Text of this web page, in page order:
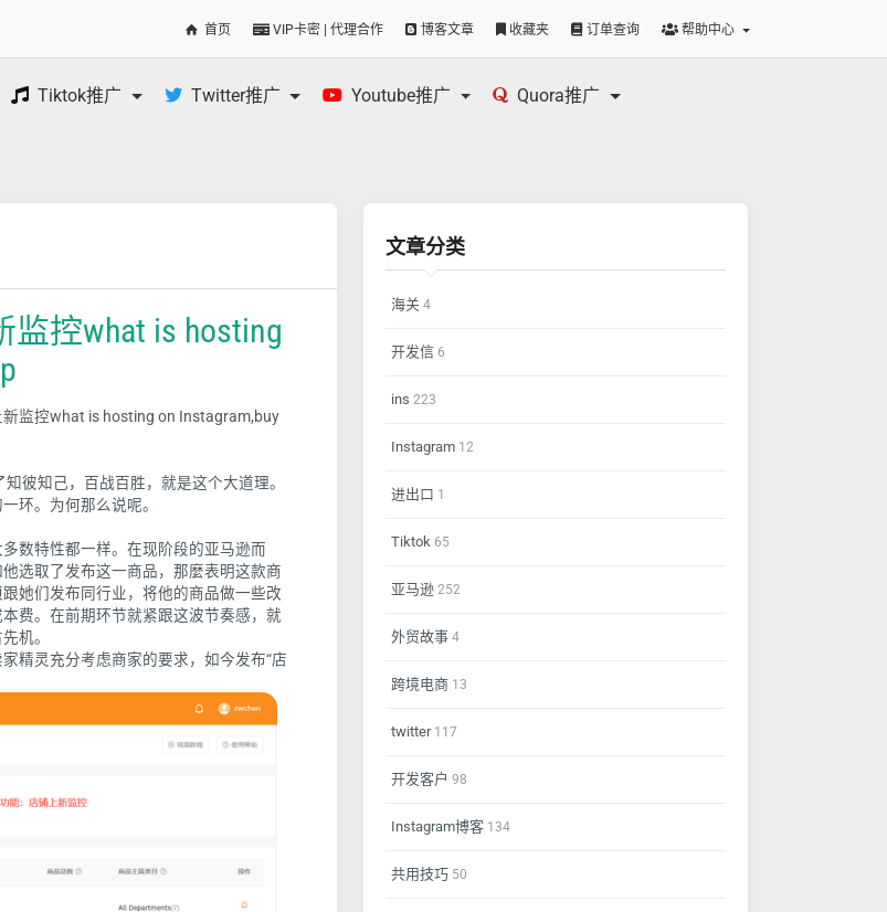
首页 VIP卡密 | 代理合作 博客文章 收藏夹 订单查询 帮助中心
Tiktok推广 Twitter推广 Youtube推广 Quora推广
控what is hosting
监控what is hosting on Instagram,buy
彼知己，百战百胜，就是这个大道理。
环。为何那么说呢。
数特性都一样。在现阶段的亚马逊而
选取了发布这一商品，那麼表明这款商
她们发布同行业，将他的商品做一些改
费。在前期环节就紧跟这波节奏感，就
机。
精灵充分考虑商家的要求，如今发布“店
文章分类
海关 4
开发信 6
ins 223
Instagram 12
进出口 1
Tiktok 65
亚马逊 252
外贸故事 4
跨境电商 13
twitter117
开发客户 98
Instagram博客 134
共用技巧 50